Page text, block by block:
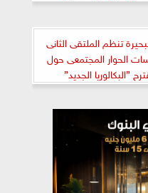
تنظم الملتقى الثانى
الحوار المجتمعى حول
”البكالوريا الجديد”